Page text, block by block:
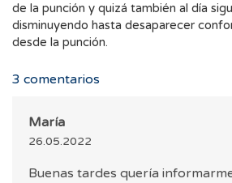
de la punción y quizá también al día
disminuyendo hasta desaparecer
desde la punción.
3 comentarios
María
26.05.2022
Buenas tardes quería informarme y saber un